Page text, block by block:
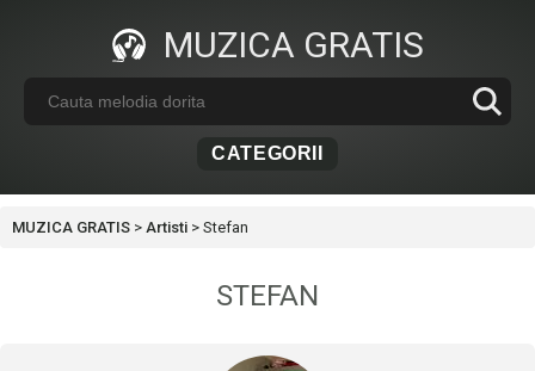
MUZICA GRATIS
CATEGORII
MUZICA GRATIS > Artisti > Stefan
STEFAN